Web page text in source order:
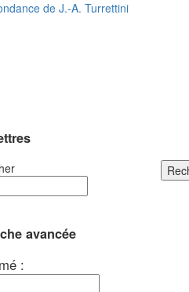
deJ.-A. Turrettini
avancée
: